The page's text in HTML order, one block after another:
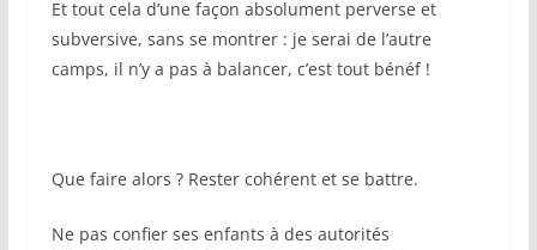
Et tout cela d’une façon absolument perverse et
subversive, sans se montrer : je serai de l’autre
camps, il n’y a pas à balancer, c’est tout bénéf !
Que faire alors ? Rester cohérent et se battre.
Ne pas confier ses enfants à des autorités